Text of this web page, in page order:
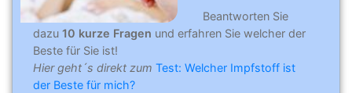
Beantworten Sie
dazu 10 kurze Fragen und erfahren Sie welcher der
Beste für Sie ist!
Hier geht´s direkt zum Test: Welcher Impfstoff ist
der Beste für mich?